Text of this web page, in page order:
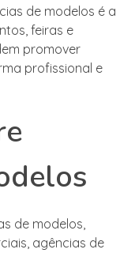
de modelos é a
feiras e
promover
profissional e
de modelos,
agências de